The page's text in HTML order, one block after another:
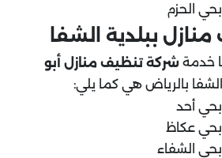
الحزم
ببلدية الشفا
خدمة شركة تنظيف منازل أبو
الشفا بالرياض هي كما يلي:
أحد
عكاظ
الشفاء